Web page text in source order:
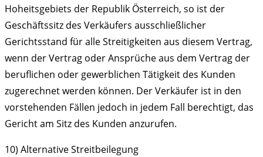
Hoheitsgebiets der Republik Österreich, so ist der
Geschäftssitz des Verkäufers ausschließlicher
Gerichtsstand für alle Streitigkeiten aus diesem Vertrag,
wenn der Vertrag oder Ansprüche aus dem Vertrag der
beruflichen oder gewerblichen Tätigkeit des Kunden
zugerechnet werden können. Der Verkäufer ist in den
vorstehenden Fällen jedoch in jedem Fall berechtigt, das
Gericht am Sitz des Kunden anzurufen.
10) Alternative Streitbeilegung